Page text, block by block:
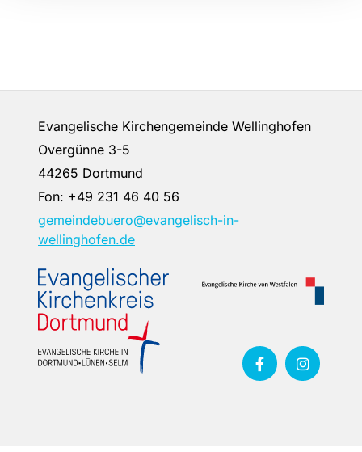
Evangelische Kirchengemeinde Wellinghofen
Overgünne 3-5
44265 Dortmund
Fon: +49 231 46 40 56
gemeindebuero@evangelisch-in-
wellinghofen.de